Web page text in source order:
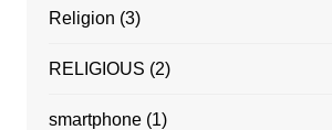
Religion (3)
RELIGIOUS (2)
smartphone(1)